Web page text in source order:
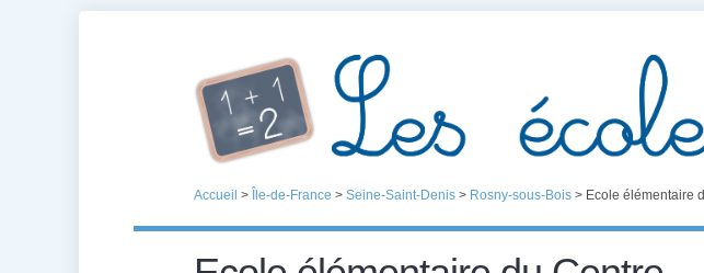
Accueil > Île-de-France > Seine-Saint-Denis > Rosny-sous-Bois > Ecole élémentaire